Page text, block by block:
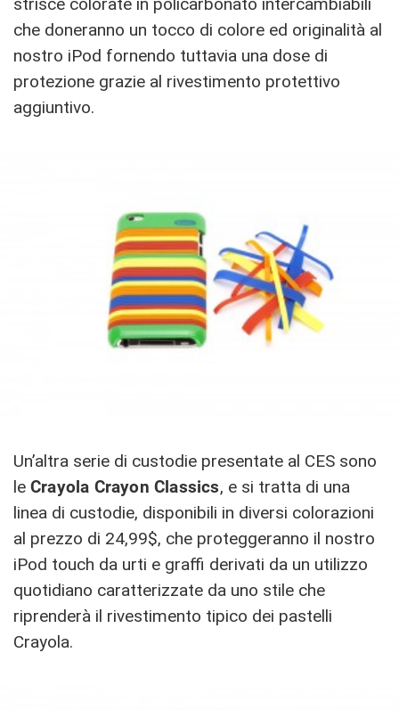
che doneranno un tocco di colore ed originalità al
nostro iPod fornendo tuttavia una dose di
protezione grazie al rivestimento protettivo
aggiuntivo.
Un’altra serie di custodie presentate al CES sono
le Crayola Crayon Classics, e si tratta di una
linea di custodie, disponibili in diversi colorazioni
al prezzo di 24,99$, che proteggeranno il nostro
iPod touch da urti e graffi derivati da un utilizzo
quotidiano caratterizzate da uno stile che
riprenderà il rivestimento tipico dei pastelli
Crayola.